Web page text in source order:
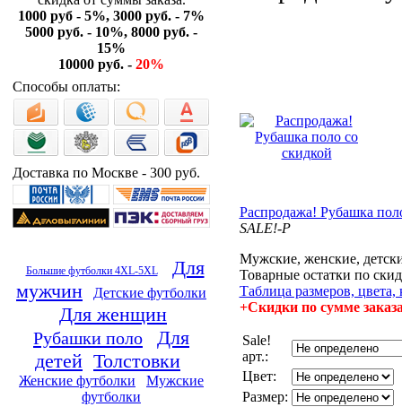
1000 руб - 5%, 3000 руб. - 7%
5000 руб. - 10%, 8000 руб. -
15%
10000 руб. - 20%
Способы оплаты:
Доставка по Москве - 300 руб.
Большие футболки 4XL-5XL
Для
мужчин
Детские футболки
Для женщин
Рубашки поло
Для
детей Толстовки
Женские футболки
Мужские
футболки
Распродажа! Рубашка
SALE!-P
Мужские, женские,
Товарные остатки по
Таблица размеров, цвета,
+Скидки по сумме
Sale!
арт.:
Цвет:
Размер: